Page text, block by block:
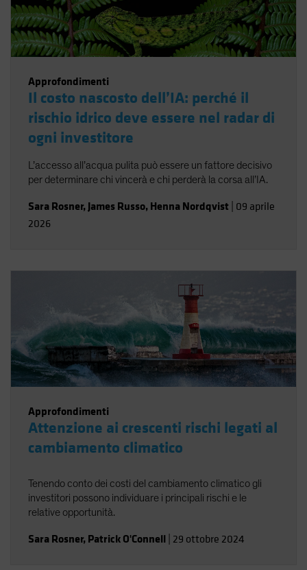
Approfondimenti
Il costo nascosto dell’IA: perché il
rischio idrico deve essere nel radar di
ogni investitore
L’accesso all’acqua pulita può essere un fattore decisivo
per determinare chi vincerà e chi perderà la corsa all’IA.
Sara Rosner, James Russo, Henna Nordqvist 09 aprile
2026
Approfondimenti
Attenzione ai crescenti rischi legati al
cambiamento climatico
Tenendo conto dei costi del cambiamento climatico gli
investitori possono individuare i principali rischi e le
relative opportunità.
Sara Rosner, Patrick O'Connell 29 ottobre 2024